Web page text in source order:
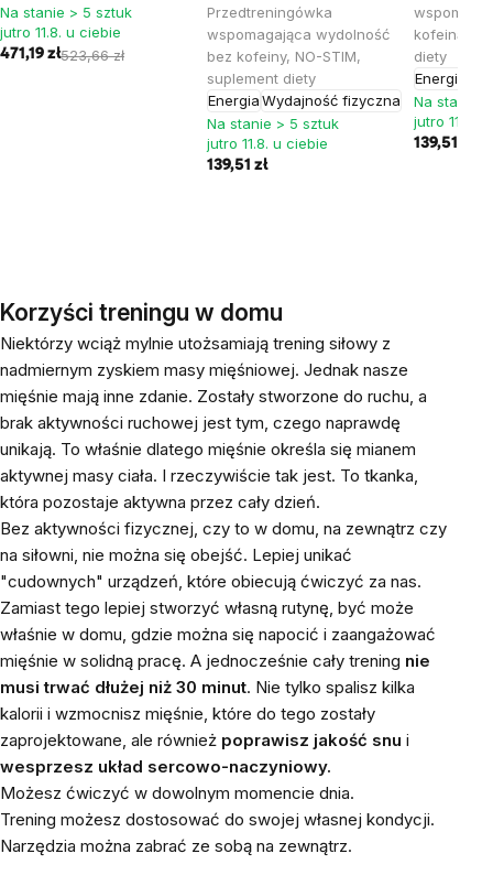
Na stanie > 5 sztuk
jutro 11.8. u ciebie
471,19 zł523,66 zł
Przedtreningówka
wspomagająca wydolność
bez kofeiny, NO-STIM,
suplement diety
EnergiaWydajność fizyczna
Na stanie > 5 sztuk
jutro 11.8. u ciebie
139,51 zł
kofeiną,
diety
Energia
Na stanie
jutro 11.8.
139,51 zł
Korzyści treningu w domu
Niektórzy wciąż mylnie utożsamiają trening siłowy z
nadmiernym zyskiem masy mięśniowej. Jednak nasze
mięśnie mają inne zdanie. Zostały stworzone do ruchu, a
brak aktywności ruchowej jest tym, czego naprawdę
unikają. To właśnie dlatego mięśnie określa się mianem
aktywnej masy ciała. I rzeczywiście tak jest. To tkanka,
która pozostaje aktywna przez cały dzień.
Bez aktywności fizycznej, czy to w domu, na zewnątrz czy
na siłowni, nie można się obejść. Lepiej unikać
"cudownych" urządzeń, które obiecują ćwiczyć za nas.
Zamiast tego lepiej stworzyć własną rutynę, być może
właśnie w domu, gdzie można się napocić i zaangażować
mięśnie w solidną pracę. A jednocześnie cały trening nie
musi trwać dłużej niż 30 minut. Nie tylko spalisz kilka
kalorii i wzmocnisz mięśnie, które do tego zostały
zaprojektowane, ale również poprawisz jakość snu i
wesprzesz układ sercowo-naczyniowy.
Możesz ćwiczyć w dowolnym momencie dnia.
Trening możesz dostosować do swojej własnej kondycji.
Narzędzia można zabrać ze sobą na zewnątrz.